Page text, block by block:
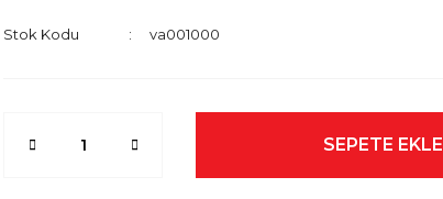
Stok Kodu va001000
SEPETE EKLE